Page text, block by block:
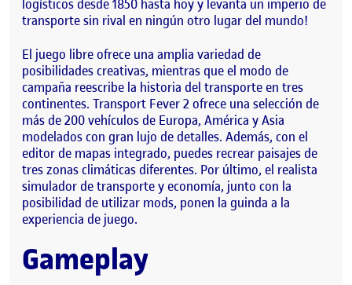
logísticos desde 1850 hasta hoy y levanta un imperio de
transporte sin rival en ningún otro lugar del mundo!
El juego libre ofrece una amplia variedad de
posibilidades creativas, mientras que el modo de
campaña reescribe la historia del transporte en tres
continentes. Transport Fever 2 ofrece una selección de
más de 200 vehículos de Europa, América y Asia
modelados con gran lujo de detalles. Además, con el
editor de mapas integrado, puedes recrear paisajes de
tres zonas climáticas diferentes. Por último, el realista
simulador de transporte y economía, junto con la
posibilidad de utilizar mods, ponen la guinda a la
experiencia de juego.
Gameplay